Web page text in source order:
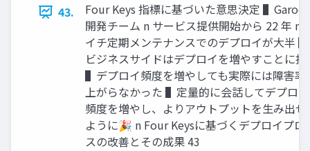
43.
Four Keys 指標に基づいた意思決定
開発チーム n サービス提供開始から 22 年 n
イチ定期メンテナンスでのデプロイが⼤半 ▌
ビジネスサイドはデプロイを増やすことに抵
▌デプロイ頻度を増やしても実際には障害率
上がらなかった ▌定量的に会話してデプロイ
頻度を増やし、よりアウトプットを⽣み出せ
ように🎉 n Four Keysに基づくデプロイプロ
スの改善とその成果 43